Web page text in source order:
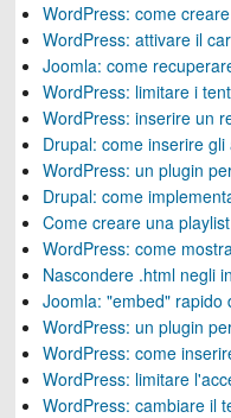
WordPress: come
WordPress: attivare il
Joomla: come
WordPress: limitare i
WordPress: inserire un
Drupal: come inserire gli
WordPress: un plugin
Drupal: come
Come creare una
WordPress: come
Nascondere .html negli
Joomla: "embed" rapido
WordPress: un plugin
WordPress: come
WordPress: limitare
WordPress: cambiare il